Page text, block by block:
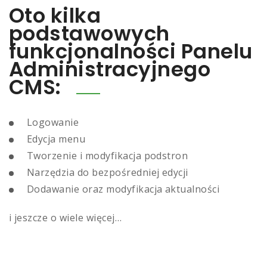
Oto kilka
podstawowych
funkcjonalności Panelu
Administracyjnego
CMS:
Logowanie
Edycja menu
Tworzenie i modyfikacja podstron
Narzędzia do bezpośredniej edycji
Dodawanie oraz modyfikacja aktualności
i jeszcze o wiele więcej…